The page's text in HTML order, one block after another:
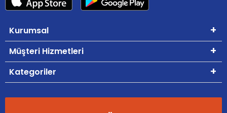
Kurumsal
Müşteri Hizmetleri
Kategoriler